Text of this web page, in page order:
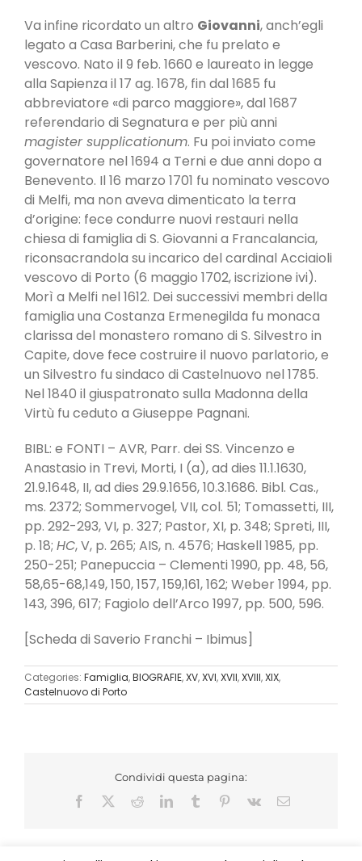
Va infine ricordato un altro Giovanni, anch’egli
legato a Casa Barberini, che fu prelato e
vescovo. Nato il 9 feb. 1660 e laureato in legge
alla Sapienza il 17 ag. 1678, fin dal 1685 fu
abbreviatore «di parco maggiore», dal 1687
referendario di Segnatura e per più anni
magister supplicationum. Fu poi inviato come
governatore nel 1694 a Terni e due anni dopo a
Benevento. Il 16 marzo 1701 fu nominato vescovo
di Melfi, ma non aveva dimenticato la terra
d’origine: fece condurre nuovi restauri nella
chiesa di famiglia di S. Giovanni a Francalancia,
riconsacrandola su incarico del cardinal Acciaioli
vescovo di Porto (6 maggio 1702, iscrizione ivi).
Morì a Melfi nel 1612. Dei successivi membri della
famiglia una Costanza Ermenegilda fu monaca
clarissa del monastero romano di S. Silvestro in
Capite, dove fece costruire il nuovo parlatorio, e
un Silvestro fu sindaco di Castelnuovo nel 1785.
Nel 1840 il giuspatronato sulla Madonna della
Virtù fu ceduto a Giuseppe Pagnani.
BIBL: e FONTI – AVR, Parr. dei SS. Vincenzo e
Anastasio in Trevi, Morti, I (a), ad dies 11.1.1630,
21.9.1648, II, ad dies 29.9.1656, 10.3.1686. Bibl. Cas.,
ms. 2372; Sommervogel, VII, col. 51; Tomassetti, III,
pp. 292-293, VI, p. 327; Pastor, XI, p. 348; Spreti, III,
p. 18; HC, V, p. 265; AIS, n. 4576; Haskell 1985, pp.
250-251; Panepuccia – Clementi 1990, pp. 48, 56,
58,65-68,149, 150, 157, 159,161, 162; Weber 1994, pp.
143, 396, 617; Fagiolo dell’Arco 1997, pp. 500, 596.
[Scheda di Saverio Franchi – Ibimus]
Categories: Famiglia,BIOGRAFIE,XV,XVI,XVII,XVIII,XIX,
Castelnuovo di Porto
Condividi questa pagina:
Facebook
RedditLinkedInTumblr Pinterest
Vk Email